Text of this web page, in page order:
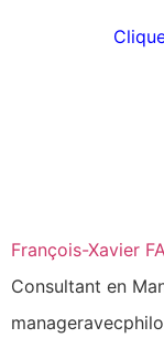
François-Xavier
Consultant en